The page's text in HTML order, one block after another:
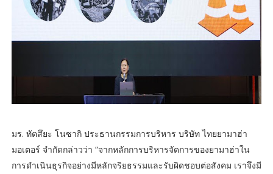
มร. ทัตสึยะ โนซากิ ประธานกรรมการบริหาร บริษัท ไทยยามาฮ่า
มอเตอร์ จำกัดกล่าวว่า “จากหลักการบริหารจัดการของยามาฮ่าใน
การดำเนินธุรกิจอย่างมีหลักจริยธรรมและรับผิดชอบต่อสังคม เราจึงมี